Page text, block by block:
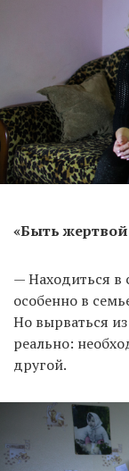
«Быть
— Находиться в
особенно в
Но вырваться
реально:
другой.